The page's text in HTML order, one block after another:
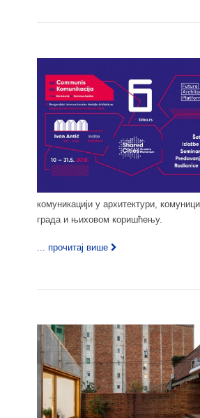
комуникацији у архитектури,
града и њиховом коришћењу.
... прочитај више